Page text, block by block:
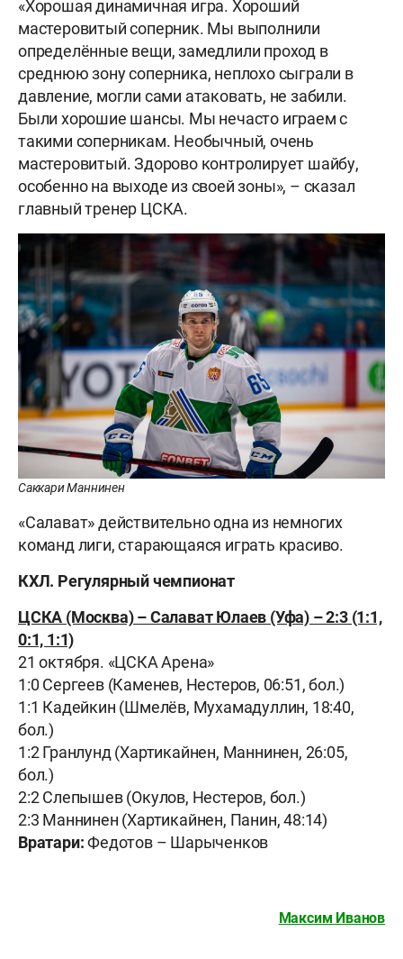
«Хорошая динамичная игра. Хороший
мастеровитый соперник. Мы выполнили
определённые вещи, замедлили проход в
среднюю зону соперника, неплохо сыграли в
давление, могли сами атаковать, не забили.
Были хорошие шансы. Мы нечасто играем с
такими соперникам. Необычный, очень
мастеровитый. Здорово контролирует шайбу,
особенно на выходе из своей зоны», – сказал
главный тренер ЦСКА.
Саккари Маннинен
«Салават» действительно одна из немногих
команд лиги, старающаяся играть красиво.
КХЛ. Регулярный чемпионат
ЦСКА (Москва) – Салават Юлаев (Уфа) – 2:3 (1:1,
0:1, 1:1)
21 октября. «ЦСКА Арена»
1:0 Сергеев (Каменев, Нестеров, 06:51, бол.)
1:1 Кадейкин (Шмелёв, Мухамадуллин, 18:40,
бол.)
1:2 Гранлунд (Хартикайнен, Маннинен, 26:05,
бол.)
2:2 Слепышев (Окулов, Нестеров, бол.)
2:3 Маннинен (Хартикайнен, Панин, 48:14)
Вратари:Федотов – Шарыченков
Максим Иванов